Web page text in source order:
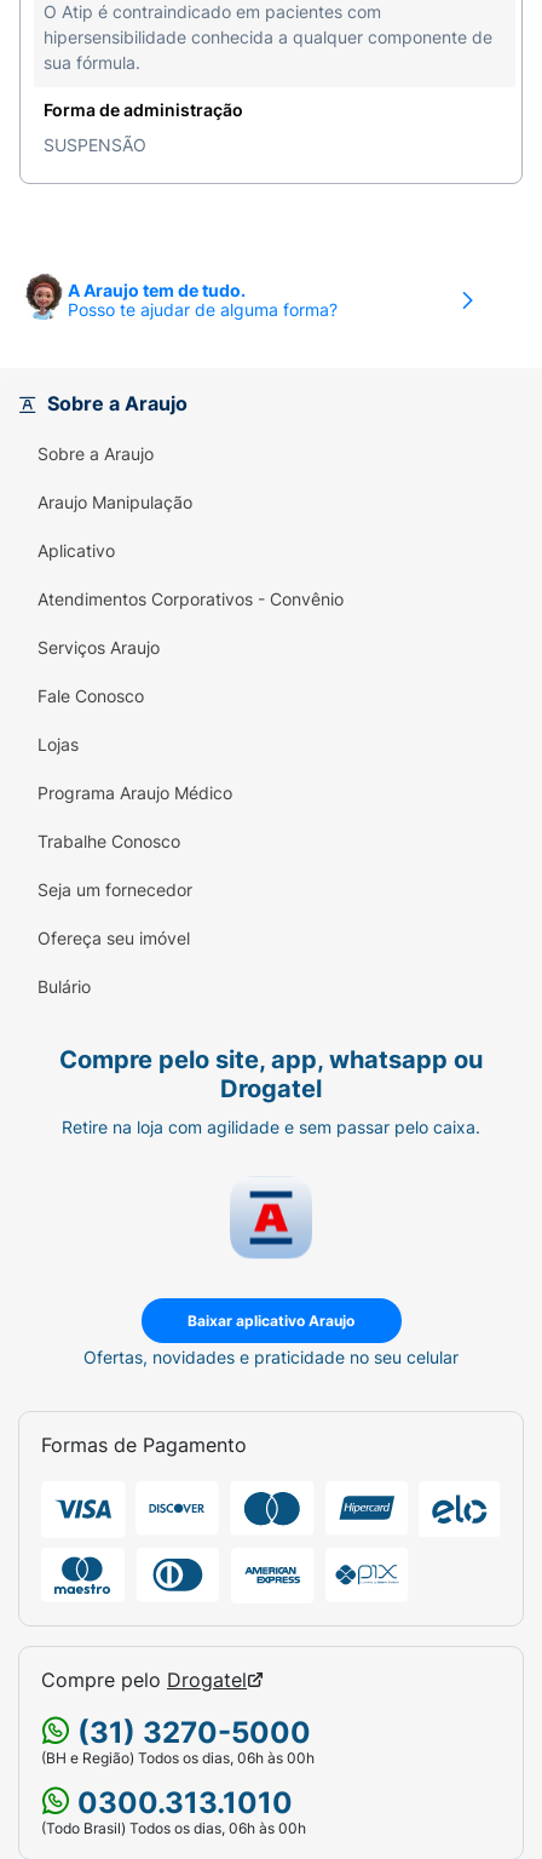
O Atip é contraindicado em pacientes com
hipersensibilidade conhecida a qualquer componente de
sua fórmula.
Forma de administração
SUSPENSÃO
A Araujo tem de tudo.
Posso te ajudar de alguma forma?
Sobre a Araujo
Sobre a Araujo
Araujo Manipulação
Aplicativo
Atendimentos Corporativos - Convênio
Serviços Araujo
Fale Conosco
Lojas
Programa Araujo Médico
Trabalhe Conosco
Seja um fornecedor
Ofereça seu imóvel
Bulário
Compre pelo site, app, whatsapp ou
Drogatel
Retire na loja com agilidade e sem passar pelo caixa.
Baixar aplicativo Araujo
Ofertas, novidades e praticidade no seu celular
Formas de Pagamento
Compre pelo Drogatel
(31) 3270-5000
(BH e Região) Todos os dias, 06h às 00h
0300.313.1010
(Todo Brasil) Todos os dias, 06h às 00h